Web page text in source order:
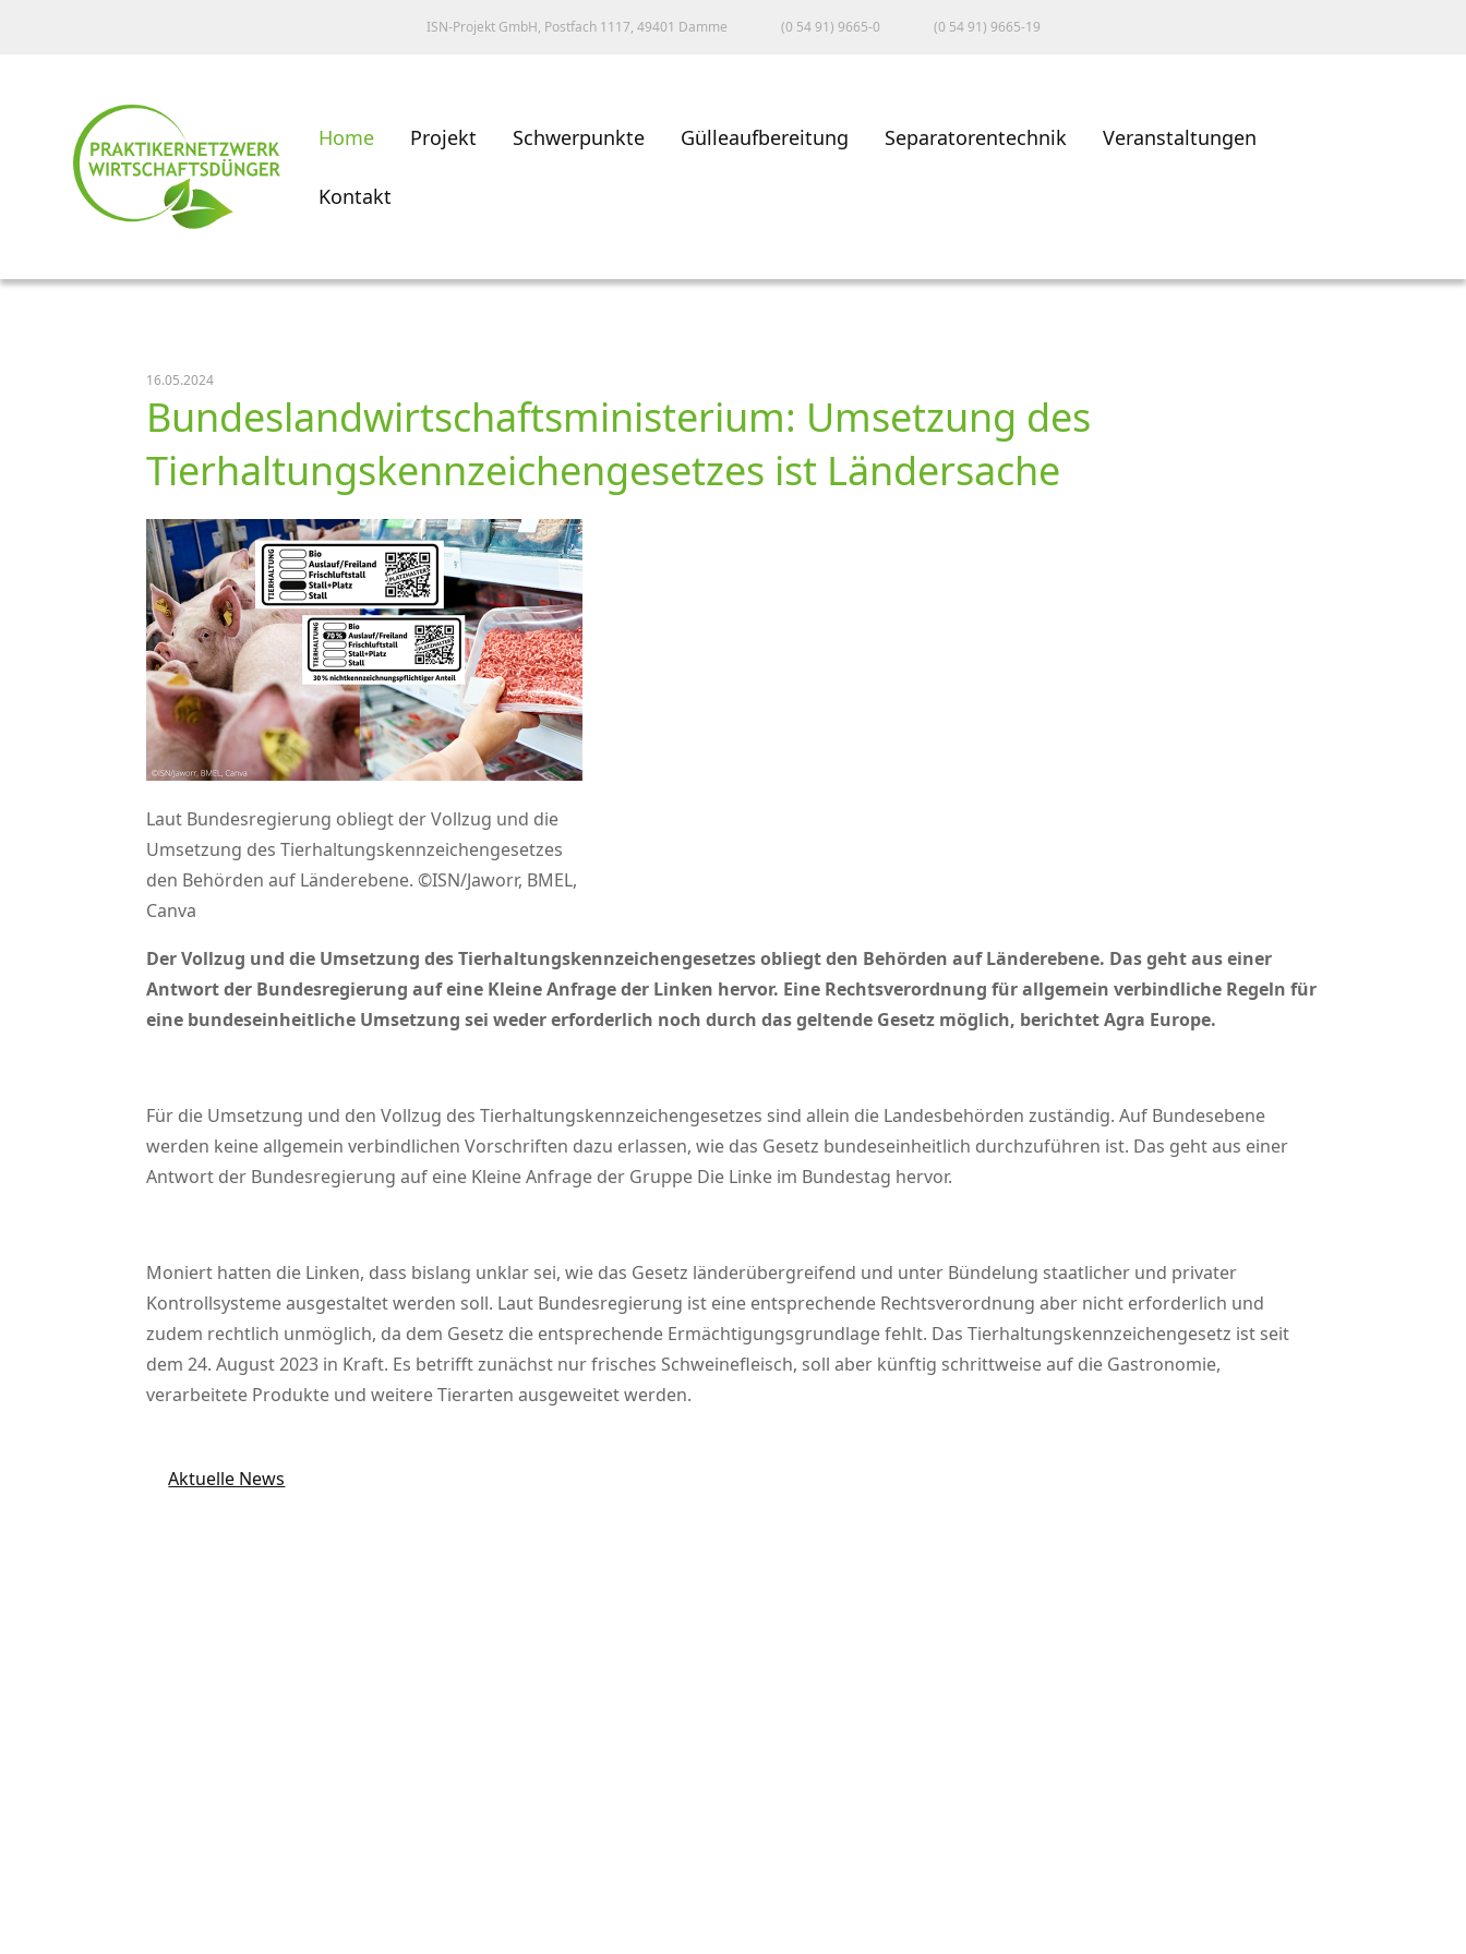
ISN-Projekt GmbH, Postfach 1117, 49401 Damme (0 54 91) 9665-0 (0 54 91) 9665-19
Home Projekt Schwerpunkte Gülleaufbereitung Separatorentechnik Veranstaltungen
Kontakt
16.05.2024
Bundeslandwirtschaftsministerium: Umsetzung des
Tierhaltungskennzeichengesetzes ist Ländersache
Laut Bundesregierung obliegt der Vollzug und die
Umsetzung des Tierhaltungskennzeichengesetzes
den Behörden auf Länderebene. ©ISN/Jaworr, BMEL,
Canva
Der Vollzug und die Umsetzung des Tierhaltungskennzeichengesetzes obliegt den Behörden auf Länderebene. Das geht aus einer
Antwort der Bundesregierung auf eine Kleine Anfrage der Linken hervor. Eine Rechtsverordnung für allgemein verbindliche Regeln für
eine bundeseinheitliche Umsetzung sei weder erforderlich noch durch das geltende Gesetz möglich, berichtet Agra Europe.
Für die Umsetzung und den Vollzug des Tierhaltungskennzeichengesetzes sind allein die Landesbehörden zuständig. Auf Bundesebene
werden keine allgemein verbindlichen Vorschriften dazu erlassen, wie das Gesetz bundeseinheitlich durchzuführen ist. Das geht aus einer
Antwort der Bundesregierung auf eine Kleine Anfrage der Gruppe Die Linke im Bundestag hervor.
Moniert hatten die Linken, dass bislang unklar sei, wie das Gesetz länderübergreifend und unter Bündelung staatlicher und privater
Kontrollsysteme ausgestaltet werden soll. Laut Bundesregierung ist eine entsprechende Rechtsverordnung aber nicht erforderlich und
zudem rechtlich unmöglich, da dem Gesetz die entsprechende Ermächtigungsgrundlage fehlt. Das Tierhaltungskennzeichengesetz ist seit
dem 24. August 2023 in Kraft. Es betrifft zunächst nur frisches Schweinefleisch, soll aber künftig schrittweise auf die Gastronomie,
verarbeitete Produkte und weitere Tierarten ausgeweitet werden.
Aktuelle News